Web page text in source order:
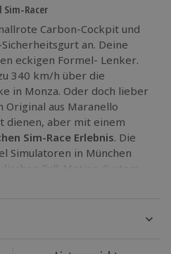
Sim-Racer
Carbon-Cockpit und
an. Deine
eckigen Formel- Lenker.
340 km/h über die
in Monza. Oder doch lieber
Original aus Maranello
dienen, aber mit einem
Sim-Race Erlebnis. Die
Simulatoren in München
Full-Motion-System
du Beschleunigung,
du wirklich im Formel-
Runden wie eineIkone des